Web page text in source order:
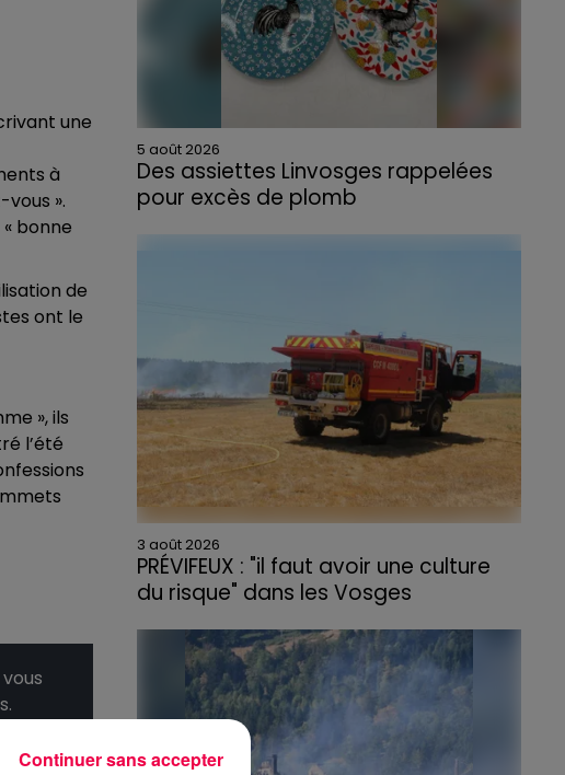
une
à
».
bonne
de
ont le
», ils
l’été
5 août 2026
Des assiettes Linvosges rappelées
pour excès de plomb
3 août 2026
PRÉVIFEUX : "il faut avoir une culture
du risque" dans les Vosges
Continuer sans accepter